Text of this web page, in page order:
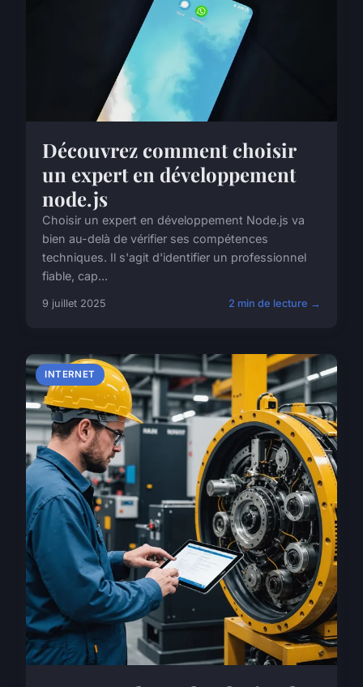
Découvrez comment choisir
un expert en développement
node.js
Choisir un expert en développement Node.js va
bien au-delà de vérifier ses compétences
techniques. Il s'agit d'identifier un professionnel
fiable, cap...
9 juillet 2025 2 min de lecture →
INTERNET